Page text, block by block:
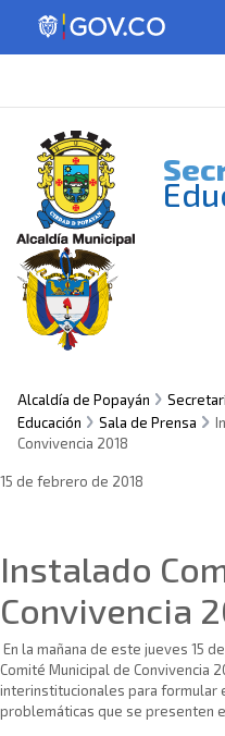
Alcaldía de Popayán
Educación
Sala de Prensa
Convivencia 2018
15 de febrero de 2018
Instalado
Convivencia
En la mañana de este jueves 15
Comité Municipal de Convivencia
interinstitucionales para formular
problemáticas que se presenten